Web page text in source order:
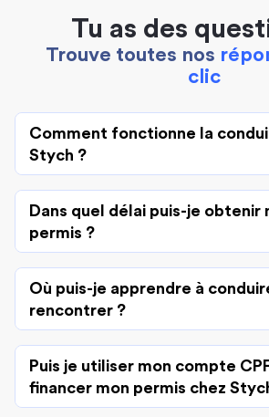
Tu as des
Trouve toutes nos
clic
Comment fonctionne la
Stych ?
Dans quel délai puis-je obtenir
permis ?
Où puis-je apprendre à
rencontrer ?
Puis je utiliser mon compte
financer mon permis chez